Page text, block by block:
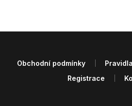
Obchodní podmínky
Registrace